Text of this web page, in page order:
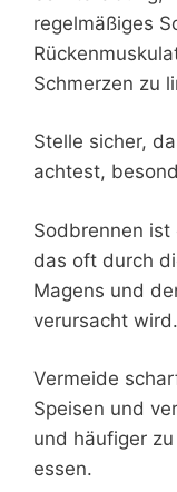
regelmäßiges
Schmerzen zu
Stelle sicher,
achtest,
Sodbrennen
das oft durch
Magens und
verursacht wird.
Vermeide
Speisen und
und häufiger
essen.